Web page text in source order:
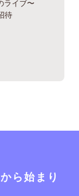
ライブ〜
待
ら始まり